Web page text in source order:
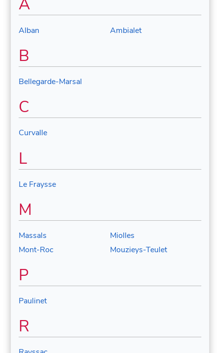
A
Alban Ambialet
B
Bellegarde-Marsal
C
Curvalle
L
Le Fraysse
M
Massals
Miolles
Mont-Roc
Mouzieys-Teulet
P
Paulinet
R